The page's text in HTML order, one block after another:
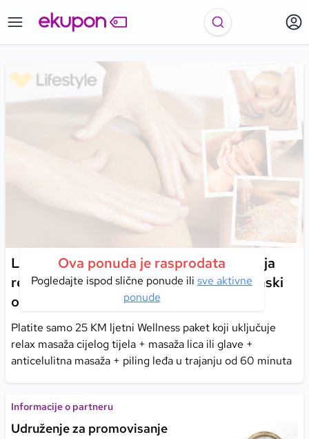
Ova ponuda je rasprodata
Pogledajte ispod slične ponude ili sve aktivne
ponude
LIFE STYLE - NEW BALANS I Harmonija
relaksacije i njege u tretmanu koji dubinski
opušta i obnavlja!
Platite samo 25 KM ljetni Wellness paket koji uključuje
relax masaža cijelog tijela + masaža lica ili glave +
anticelulitna masaža + piling leđa u trajanju od 60 minuta
Informacije o partneru
Udruženje za promovisanje